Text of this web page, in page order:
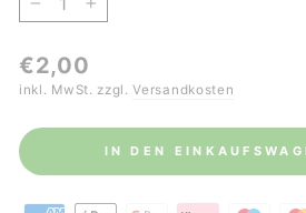
Normaler
Preis
€2,00
inkl. MwSt. zzgl.Versandkosten
IN DEN